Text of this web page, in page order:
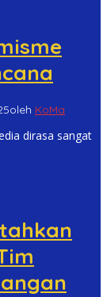
oleh KoMa
dirasa sangat